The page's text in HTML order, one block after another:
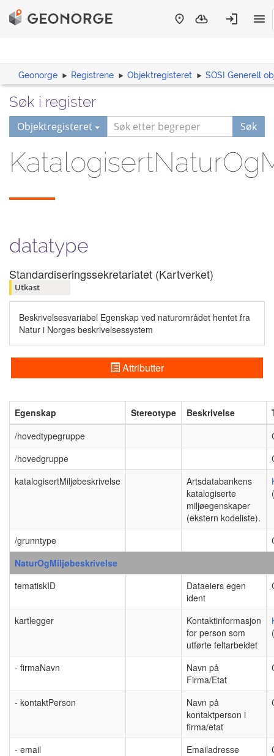
Geonorge Registrene Objektregisteret SOSI Generell
Søk i register
Objektregisteret Søk
datatype
Standardiseringssekretariatet (Kartverket)
Utkast
Beskrivelsesvariabel Egenskap ved naturområdet hentet fra
Natur i Norges beskrivelsessystem
Attributter
Egenskap Stereotype Beskrivelse
/hovedtypegruppe
/hovedgruppe
katalogisertMiljøbeskrivelse
Artsdatabankens
katalogiserte
miljøegenskaper
(ekstern kodeliste).
/grunntype
NaturOgMiljøbeskrivelse
tematiskID
Dataeiers egen
ident
kartlegger
Kontaktinformasjon
for person som
utførte feltarbeidet
- firmaNavn
Navn på
Firma/Etat
- kontaktPerson
Navn på
kontaktperson i
firma/etat
- email Emailadresse